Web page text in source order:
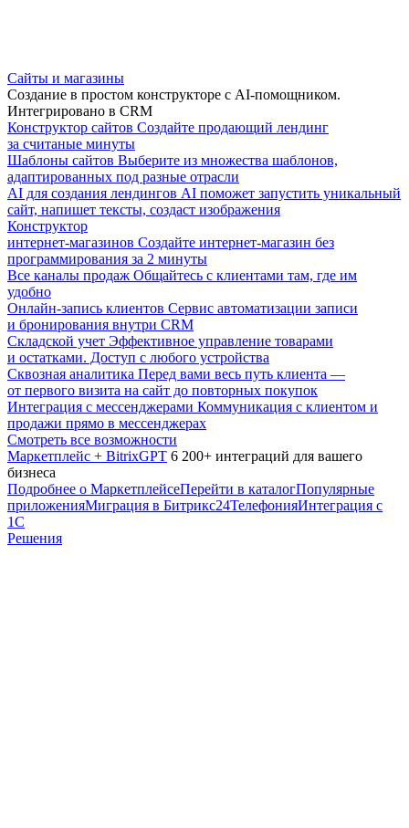
Сайты и магазины
Создание в простом конструкторе с AI-помощником.
Интегрировано в CRM
Конструктор сайтов Создайте продающий лендинг
за считаные минуты
Шаблоны сайтов Выберите из множества шаблонов,
адаптированных под разные отрасли
AI для создания лендингов AI поможет запустить уникальный
сайт, напишет тексты, создаст изображения
Конструктор
интернет-магазинов Создайте интернет-магазин без
программирования за 2 минуты
Все каналы продаж Общайтесь с клиентами там, где им
удобно
Онлайн-запись клиентов Сервис автоматизации записи
и бронирования внутри CRM
Складской учет Эффективное управление товарами
и остатками. Доступ с любого устройства
Сквозная аналитика Перед вами весь путь клиента —
от первого визита на сайт до повторных покупок
Интеграция с мессенджерами Коммуникация с клиентом и
продажи прямо в мессенджерах
Смотреть все возможности
Маркетплейс + BitrixGPT 6 200+ интеграций для вашего
бизнеса
Подробнее о МаркетплейсеПерейти в каталогПопулярные
приложенияМиграция в Битрикс24ТелефонияИнтеграция с
1С
Решения